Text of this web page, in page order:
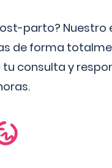
parto? Nuestro
de forma
consulta y